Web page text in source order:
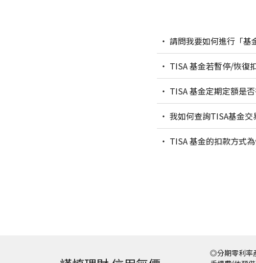
請問我要如何進行「基
TISA 基金若暫停/恢復
TISA 基金定期定額是
我如何查詢TISA基金交
TISA 基金的扣款方式為
◎分期零利率